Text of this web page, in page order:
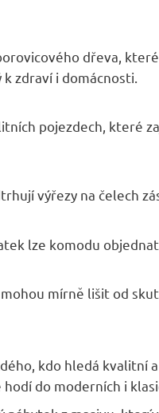
dřeva,
zdraví i domácnosti.
pojezdech, které
výřezy na čelech
lze komodu
mírně lišit od
kdo hledá kvalitní
do moderních i